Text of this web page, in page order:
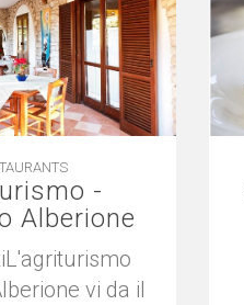
-
Alberione
vi da il